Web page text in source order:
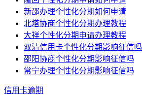
新邵办理个性化分期如何申请
北塔协商个性化分期办理教程
大祥个性化分期申请办理教程
双清信用卡个性化分期影响征信吗
邵阳协商个性化分期影响征信吗
常宁办理个性化分期影响征信吗
信用卡逾期